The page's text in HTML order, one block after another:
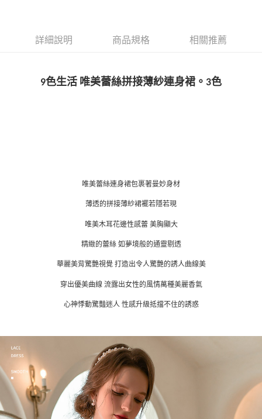
詳細說明 商品規格 相關推薦
9色生活 唯美蕾絲拼接薄紗連身裙。3色
唯美蕾絲連身裙包裹著曼妙身材
薄透的拼接薄紗裙襬若隱若現
唯美木耳花邊性感蕾 美胸顯大
精緻的蕾絲 如夢境般的通靈剔透
華麗美背驚艷視覺 打造出令人驚艷的誘人曲線美
穿出優美曲線 流露出女性的風情萬種美麗香氣
心神悸動驚豔迷人 性感升級抵擋不住的誘惑